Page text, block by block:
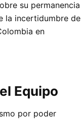
su permanencia
la incertidumbre de
en
Equipo
por poder